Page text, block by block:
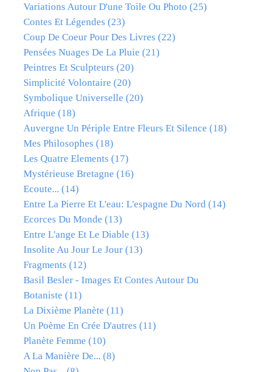
Variations Autour D'une Toile Ou Photo (25)
Contes Et Légendes (23)
Coup De Coeur Pour Des Livres (22)
Pensées Nuages De La Pluie (21)
Peintres Et Sculpteurs (20)
Simplicité Volontaire (20)
Symbolique Universelle (20)
Afrique (18)
Auvergne Un Périple Entre Fleurs Et Silence (18)
Mes Philosophes (18)
Les Quatre Elements (17)
Mystérieuse Bretagne (16)
Ecoute... (14)
Entre La Pierre Et L'eau: L'espagne Du Nord (14)
Ecorces Du Monde (13)
Entre L'ange Et Le Diable (13)
Insolite Au Jour Le Jour (13)
Fragments (12)
Basil Besler - Images Et Contes Autour Du
Botaniste (11)
La Dixième Planète (11)
Un Poème En Crée D'autres (11)
Planète Femme (10)
A La Manière De... (8)